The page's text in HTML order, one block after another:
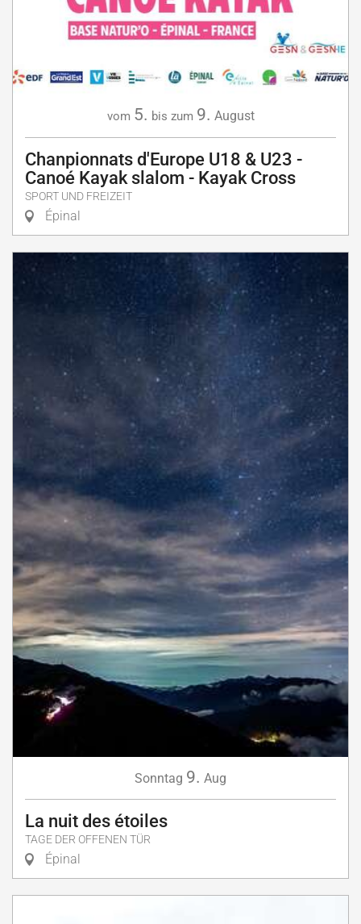
vom 5. bis zum 9. August
Chanpionnats d'Europe U18 & U23 -
Canoé Kayak slalom - Kayak Cross
SPORT UND FREIZEIT
Épinal
Sonntag 9. Aug
La nuit des étoiles
TAGE DER OFFENEN TÜR
Épinal